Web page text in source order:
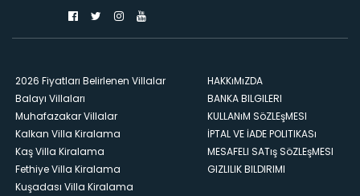
2026 Fiyatları Belirlenen Villalar
Balayı Villaları
Muhafazakar Villalar
Kalkan Villa Kiralama
Kaş Villa Kiralama
Fethiye Villa Kiralama
Kuşadası Villa Kiralama
HAKKıMıZDA
BANKA BILGILERI
KULLANıM SöZLEşMESI
İPTAL VE İADE POLITIKASı
MESAFELI SATış SöZLEşMESI
GIZLILIK BILDIRIMI